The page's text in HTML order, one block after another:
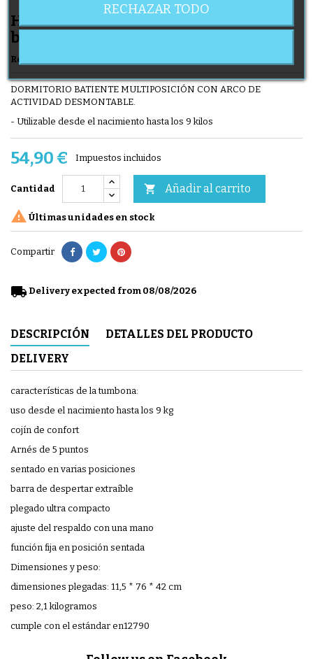
Hamaca en bucle Caline Moon con
barra de reproducción
Referencia
DORMITORIO BATIENTE MULTIPOSICIÓN CON ARCO DE
ACTIVIDAD DESMONTABLE.
- Utilizable desde el nacimiento hasta los 9 kilos
54,90 € Impuestos incluidos
Cantidad  Añadir al carrito
 Últimas unidades en stock
Compartir
local_shipping Delivery expected from 08/08/2026
DESCRIPCIÓN
DETALLES DEL PRODUCTO
DELIVERY
características de la tumbona:
uso desde el nacimiento hasta los 9 kg
cojín de confort
Arnés de 5 puntos
sentado en varias posiciones
barra de despertar extraíble
plegado ultra compacto
ajuste del respaldo con una mano
función fija en posición sentada
Dimensiones y peso:
dimensiones plegadas: 11,5 * 76 * 42 cm
peso: 2,1 kilogramos
cumple con el estándar en12790
RECHAZAR TODO